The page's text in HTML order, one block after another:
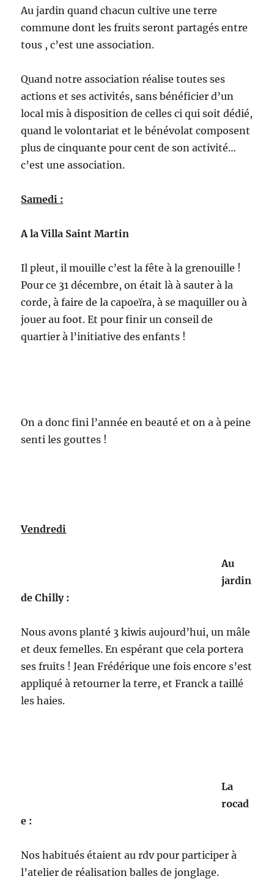
Au jardin quand chacun cultive une terre
commune dont les fruits seront partagés entre
tous , c’est une association.
Quand notre association réalise toutes ses
actions et ses activités, sans bénéficier d’un
local mis à disposition de celles ci qui soit dédié,
quand le volontariat et le bénévolat composent
plus de cinquante pour cent de son activité…
c’est une association.
Samedi :
A la Villa Saint Martin
Il pleut, il mouille c’est la fête à la grenouille !
Pour ce 31 décembre, on était là à sauter à la
corde, à faire de la capoeïra, à se maquiller ou à
jouer au foot. Et pour finir un conseil de
quartier à l’initiative des enfants !
On a donc fini l’année en beauté et on a à peine
senti les gouttes !
Vendredi
Au
jardin
de Chilly :
Nous avons planté 3 kiwis aujourd’hui, un mâle
et deux femelles. En espérant que cela portera
ses fruits ! Jean Frédérique une fois encore s’est
appliqué à retourner la terre, et Franck a taillé
les haies.
La
rocad
e :
Nos habitués étaient au rdv pour participer à
l’atelier de réalisation balles de jonglage.